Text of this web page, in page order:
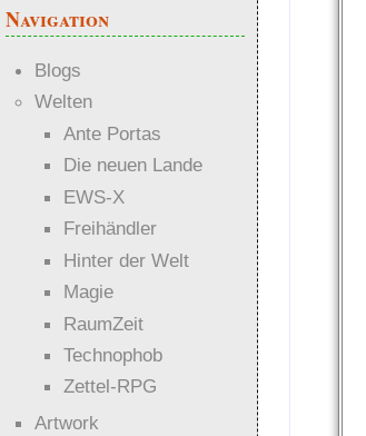
Navigation
Blogs
Welten
Ante Portas
Die neuen Lande
EWS-X
Freihändler
Hinter der Welt
Magie
RaumZeit
Technophob
Zettel-RPG
Artwork